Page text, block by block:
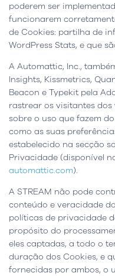
poderem ser
funcionarem
de Cookies: partilha de
WordPress Stats, e que
A Automattic, Inc.,
Insights, Kissmetrics,
Beacon e Typekit pela
rastrear os visitantes dos
sobre o uso que fazem
como as suas
estabelecido na secção
Privacidade (disponível
automattic.com).
A STREAM não pode
conteúdo e veracidade
políticas de privacidade
propósito do
eles captadas, a todo o
duração dos Cookies, e
fornecidas por ambos, o